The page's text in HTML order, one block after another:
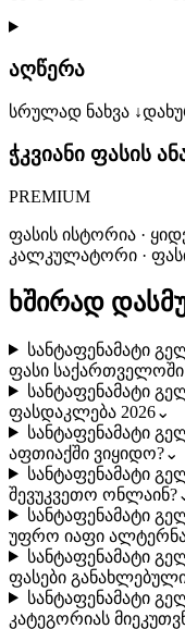
აღწერა
სრულად ნახვა ↓
ჭკვიანი ფასის
PREMIUM
ფასის ისტორია ·
კალკულატორი ·
ხშირად
სანტაფენამატი
ფასი საქართველოში
სანტაფენამატი
ფასდაკლება 2026⌄
სანტაფენამატი
აფთიაქში ვიყიდო?⌄
სანტაფენამატი
შევუკვეთო ონლაინ?
სანტაფენამატი
უფრო იაფი
სანტაფენამატი
ფასები
სანტაფენამატი
კატეგორიას